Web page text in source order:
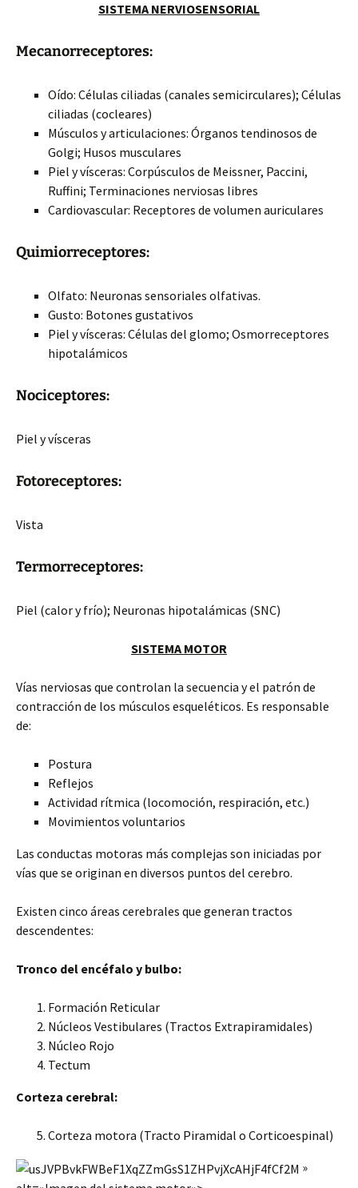
SISTEMA NERVIOSENSORIAL
Mecanorreceptores:
Oído: Células ciliadas (canales semicirculares); Células
ciliadas (cocleares)
Músculos y articulaciones: Órganos tendinosos de
Golgi; Husos musculares
Piel y vísceras: Corpúsculos de Meissner, Paccini,
Ruffini; Terminaciones nerviosas libres
Cardiovascular: Receptores de volumen auriculares
Quimiorreceptores:
Olfato: Neuronas sensoriales olfativas.
Gusto: Botones gustativos
Piel y vísceras: Células del glomo; Osmorreceptores
hipotalámicos
Nociceptores:
Piel y vísceras
Fotoreceptores:
Vista
Termorreceptores:
Piel (calor y frío); Neuronas hipotalámicas (SNC)
SISTEMA MOTOR
Vías nerviosas que controlan la secuencia y el patrón de
contracción de los músculos esqueléticos. Es responsable
de:
Postura
Reflejos
Actividad rítmica (locomoción, respiración, etc.)
Movimientos voluntarios
Las conductas motoras más complejas son iniciadas por
vías que se originan en diversos puntos del cerebro.
Existen cinco áreas cerebrales que generan tractos
descendentes:
Tronco del encéfalo y bulbo:
Formación Reticular
Núcleos Vestibulares (Tractos Extrapiramidales)
Núcleo Rojo
Tectum
Corteza cerebral:
Corteza motora (Tracto Piramidal o Corticoespinal)
»